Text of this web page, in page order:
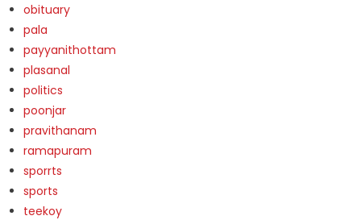
obituary
pala
payyanithottam
plasanal
politics
poonjar
pravithanam
ramapuram
sporrts
sports
teekoy